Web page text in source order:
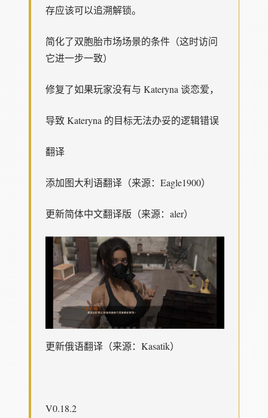
存应该可以追溯解锁。
简化了双胞胎市场场景的条件（这时访问
它进一步一致）
修复了如果玩家没有与 Kateryna 谈恋爱，
导致 Kateryna 的目标无法办妥的逻辑错误
翻译
添加图大利语翻译（来源：Eagle1900）
更新简体中文翻译版（来源：aler）
更新俄语翻译（来源：Kasatik）
V0.18.2